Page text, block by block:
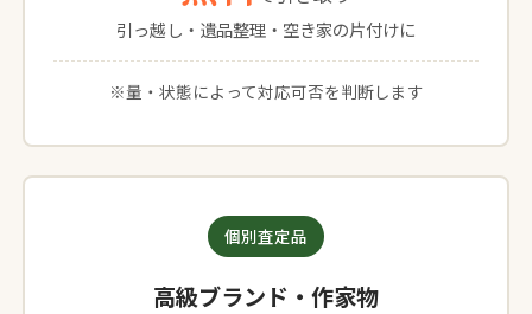
引っ越し・遺品整理・空き家の片付けに
※量・状態によって対応可否を判断します
個別査定品
高級ブランド・作家物